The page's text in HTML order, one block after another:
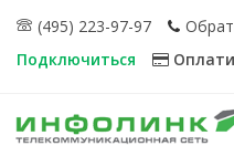
(495) 223-97-97
Подключиться